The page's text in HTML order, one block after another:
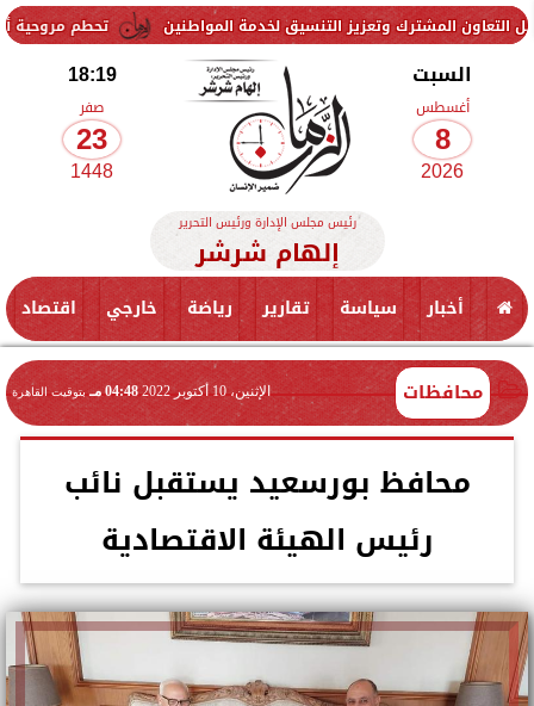
تحطم مروحية أثناء مكافحة وتعزيز التنسيق لخدمة المواطنين
السبت
أغسطس
8
2026
18:19
صفر
23
1448
رئيس مجلس الإدارة ورئيس التحرير
إلهام شرشر
أخبار سياسة تقارير رياضة خارجي اقتصاد
محافظات الإثنين، 10 أكتوبر 2022 04:48 مـ بتوقيت القاهرة
محافظ بورسعيد يستقبل نائب
رئيس الهيئة الاقتصادية